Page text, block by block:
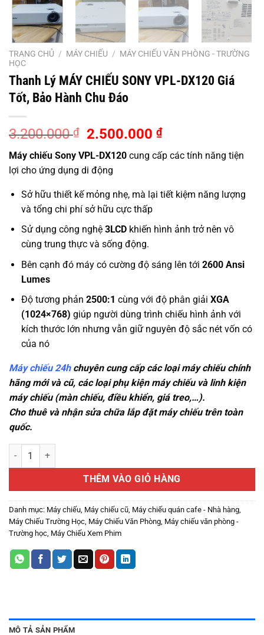
TRANG CHỦ / MÁY CHIẾU / MÁY CHIẾU VĂN PHÒNG - TRƯỜNG
HỌC
Thanh Lý MÁY CHIẾU SONY VPL-DX120 Giá
Tốt, Bảo Hành Chu Đáo
3.200.000₫
Giá
gốc
là:
3.200.000 ₫.
2.500.000₫Giá
hiện
tại
2.500.000 ₫.
Máy chiếu Sony VPL-DX120 cung cấp các tính năng tiện
lợi cho ứng dụng di động
Sở hữu thiết kế mỏng nhẹ, mà lại tiết kiệm năng lượng
và tổng chi phí sở hữu cực thấp
Sử dụng công nghệ 3LCDkhiến hình ảnh trở nên vô
cùng trung thực và sống động.
Bên cạnh đó máy có cường độ sáng lên tới 2600 Ansi
Lumes
Độ tương phản 2500:1 cùng với độ phân giải XGA
(1024×768) giúp người dùng trình chiếu hình ảnh với
kích thước lớn nhưng vẫn giữ nguyên độ sắc nét vốn có
của nó
Máy chiếu 24hchuyên cung cấp các loại máy chiếu chính
hãng mới và cũ, các loại phụ kiện máy chiếu và linh kiện
máy chiếu (màn chiếu, điều khiển, giá treo,…).
Cho thuê và nhận sửa chữa lắp đặt máy chiếu trên toàn
quốc.
Thanh Lý MÁY CHIẾU SONY VPL-DX120 Giá Tốt, Bảo Hành Chu Đáo
THÊM VÀO GIỎ HÀNG
Danh mục: Máy chiếu Máy chiếu cũ Máy chiếu quán cafe - Nhà hàng
Máy Chiếu Trường Học Máy Chiếu Văn Phòng Máy chiếu văn phòng -
Trường học Máy Chiếu Xem Phim
MÔ TẢ SẢN PHẨM